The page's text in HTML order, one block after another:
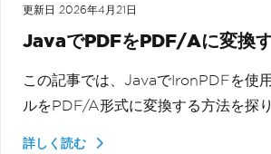
更新日 2026年4月21日
JavaでPDFをPDF/Aに変換
この記事では、JavaでIronPDFを使
ルをPDF/A形式に変換する方法を探り
詳しく読む